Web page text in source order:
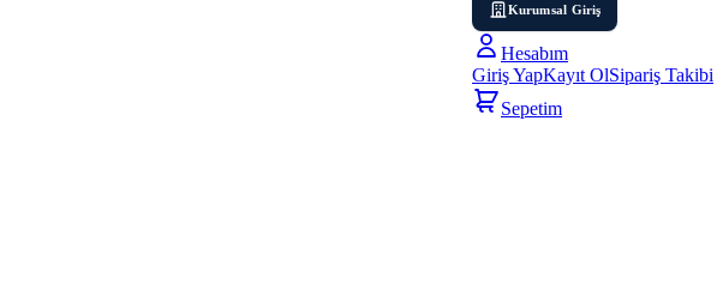
Kurumsal Giriş
Hesabım
Giriş YapKayıt OlSipariş Takibi
Sepetim